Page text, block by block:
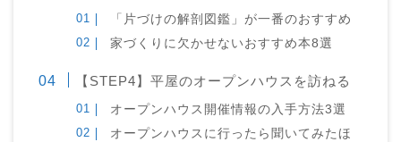
「片づけの解剖図鑑」が一番のおすすめ
家づくりに欠かせないおすすめ本8選
【STEP4】平屋のオープンハウスを訪ねる
オープンハウス開催情報の入手方法3選
オープンハウスに行ったら聞いてみたほ